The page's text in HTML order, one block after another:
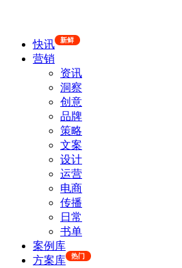
快讯 新鲜
营销
资讯
洞察
创意
品牌
策略
文案
设计
运营
电商
传播
日常
书单
案例库
方案库
热门